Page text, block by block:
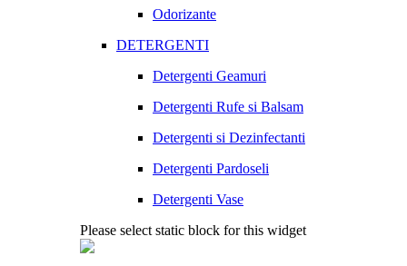
Odorizante
DETERGENTI
Detergenti Geamuri
Detergenti Rufe si Balsam
Detergenti si Dezinfectanti
Detergenti Pardoseli
Detergenti Vase
Please select static block for this widget